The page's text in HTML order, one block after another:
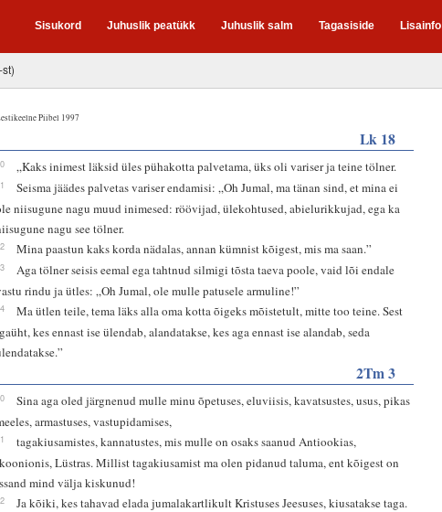
Sisukord Juhuslik peatükk Juhuslik salm Tagasiside Lisainfo
Piibel 1997
Lk 18
„Kaks inimest läksid üles pühakotta palvetama, üks oli variser ja teine tölner.
Seisma jäädes palvetas variser endamisi: „Oh Jumal, ma tänan sind, et mina ei
niisugune nagu muud inimesed: röövijad, ülekohtused, abielurikkujad, ega ka
nagu see tölner.
Mina paastun kaks korda nädalas, annan kümnist kõigest, mis ma saan.”
Aga tölner seisis eemal ega tahtnud silmigi tõsta taeva poole, vaid lõi endale
rindu ja ütles: „Oh Jumal, ole mulle patusele armuline!”
Ma ütlen teile, tema läks alla oma kotta õigeks mõistetult, mitte too teine. Sest
kes ennast ise ülendab, alandatakse, kes aga ennast ise alandab, seda
2Tm 3
Sina aga oled järgnenud mulle minu õpetuses, eluviisis, kavatsustes, usus, pikas
armastuses, vastupidamises,
tagakiusamistes, kannatustes, mis mulle on osaks saanud Antiookias,
Lüstras. Millist tagakiusamist ma olen pidanud taluma, ent kõigest on
mind välja kiskunud!
Ja kõiki, kes tahavad elada jumalakartlikult Kristuses Jeesuses, kiusatakse taga.